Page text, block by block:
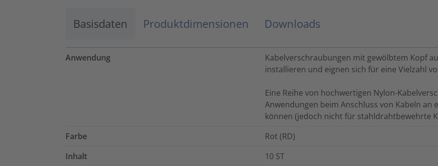
Basisdaten Produktdimensionen Downloads
Anwendung
Kabelverschraubungen mit gewölbtem Kopf
installieren und eignen sich für eine Vielzahl
Eine Reihe von hochwertigen Nylon-
Anwendungen beim Anschluss von Kabeln
können (jedoch nicht für stahldrahtbewehrte
Farbe
Rot (RD)
Inhalt
10 ST